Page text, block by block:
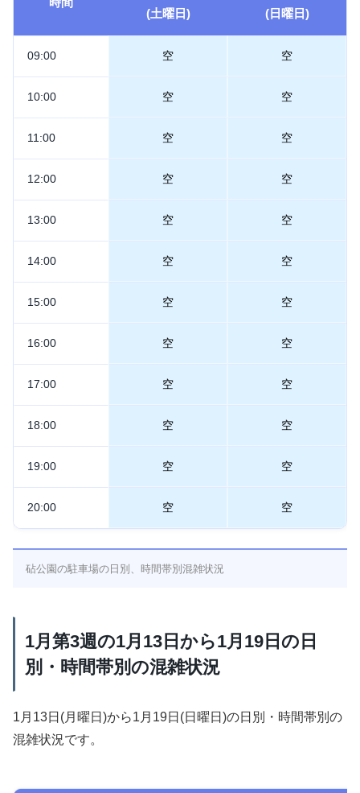
(土曜日)
(日曜日)
09:00 空 空
10:00 空 空
11:00 空 空
12:00 空 空
13:00 空 空
14:00 空 空
15:00 空 空
16:00 空 空
17:00 空 空
18:00 空 空
19:00 空 空
20:00 空 空
砧公園の駐車場の日別、時間帯別混雑状況
1月第3週の1月13日から1月19日の日
別・時間帯別の混雑状況
1月13日(月曜日)から1月19日(日曜日)の日別・時間帯別の
混雑状況です。